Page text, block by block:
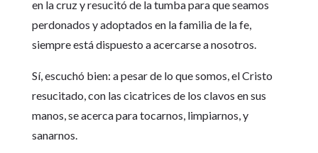
en la cruz y resucitó de la tumba para que seamos
perdonados y adoptados en la familia de la fe,
siempre está dispuesto a acercarse a nosotros.
Sí, escuchó bien: a pesar de lo que somos, el Cristo
resucitado, con las cicatrices de los clavos en sus
manos, se acerca para tocarnos, limpiarnos, y
sanarnos.